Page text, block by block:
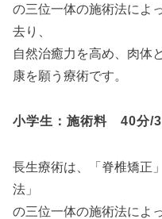
の三位一体の施術法によ
去り、
自然治癒力を高め、肉体
康を願う療術です。
小学生：施術料 40分/
長生療術は、「脊椎矯正
法」
の三位一体の施術法によ